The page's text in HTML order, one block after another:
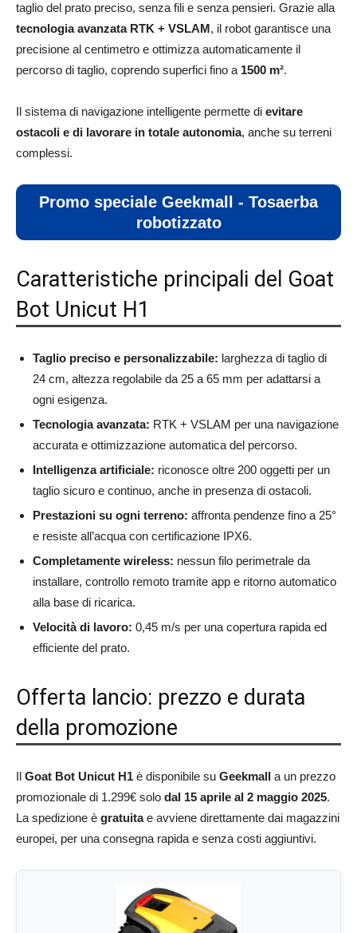
taglio del prato preciso, senza fili e senza pensieri. Grazie alla
tecnologia avanzata RTK + VSLAM, il robot garantisce una
precisione al centimetro e ottimizza automaticamente il
percorso di taglio, coprendo superfici fino a 1500 m².
Il sistema di navigazione intelligente permette di evitare
ostacoli e di lavorare in totale autonomia, anche su terreni
complessi.
Promo speciale Geekmall - Tosaerba
robotizzato
Caratteristiche principali del Goat
Bot Unicut H1
Taglio preciso e personalizzabile: larghezza di taglio di
24 cm, altezza regolabile da 25 a 65 mm per adattarsi a
ogni esigenza.
Tecnologia avanzata: RTK + VSLAM per una navigazione
accurata e ottimizzazione automatica del percorso.
Intelligenza artificiale: riconosce oltre 200 oggetti per un
taglio sicuro e continuo, anche in presenza di ostacoli.
Prestazioni su ogni terreno: affronta pendenze fino a 25°
e resiste all’acqua con certificazione IPX6.
Completamente wireless: nessun filo perimetrale da
installare, controllo remoto tramite app e ritorno automatico
alla base di ricarica.
Velocità di lavoro: 0,45 m/s per una copertura rapida ed
efficiente del prato.
Offerta lancio: prezzo e durata
della promozione
Il Goat Bot Unicut H1 è disponibile su Geekmall a un prezzo
promozionale di 1.299€ solo dal 15 aprile al 2 maggio 2025.
La spedizione è gratuitae avviene direttamente dai magazzini
europei, per una consegna rapida e senza costi aggiuntivi.